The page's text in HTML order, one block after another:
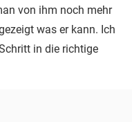
von ihm noch mehr
was er kann. Ich
in die richtige